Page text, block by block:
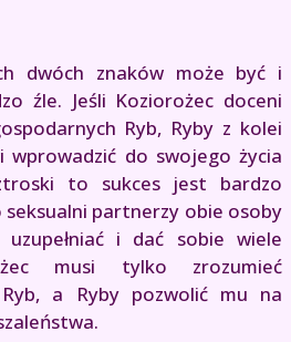
dwóch znaków może być i
źle. Jeśli Koziorożec doceni
Ryb, Ryby z kolei
wprowadzić do swojego życia
to sukces jest bardzo
seksualni partnerzy obie osoby
i dać sobie wiele
musi tylko zrozumieć
a Ryby pozwolić mu na